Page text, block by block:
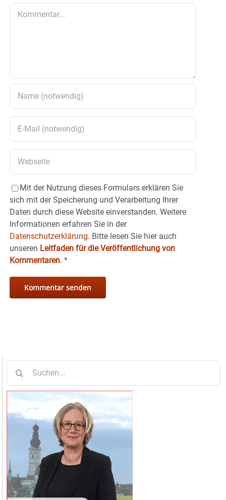
Mit der Nutzung dieses Formulars erklären Sie
sich mit der Speicherung und Verarbeitung Ihrer
Daten durch diese Website einverstanden. Weitere
Informationen erfahren Sie in der
Datenschutzerklärung. Bitte lesen Sie hier auch
unseren Leitfaden für die Veröffentlichung von
Kommentaren. *
nach: